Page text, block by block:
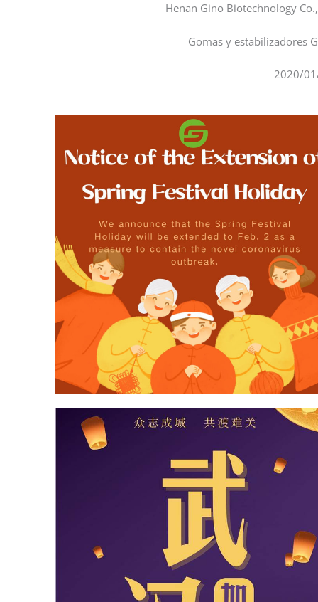
Henan Gino Biotechnology
Gomas y estabilizadores
2020/